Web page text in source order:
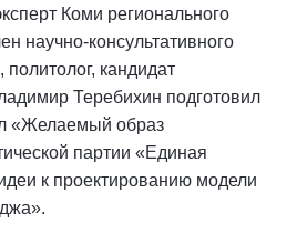
Коми регионального
научно-консультативного
кандидат
Теребихин подготовил
«Желаемый образ
партии «Единая
к проектированию модели